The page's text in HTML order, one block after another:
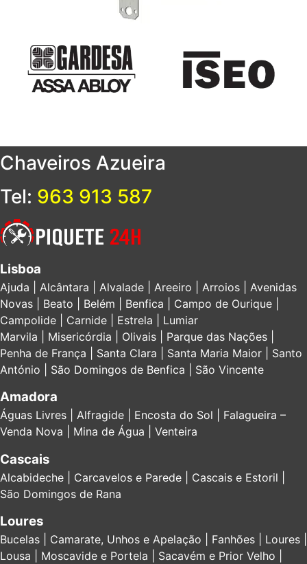
Chaveiros Azueira
Tel: 963 913 587
Lisboa
Ajuda | Alcântara | Alvalade | Areeiro | Arroios | Avenidas
Novas | Beato | Belém | Benfica | Campo de Ourique |
Campolide | Carnide | Estrela | Lumiar
Marvila | Misericórdia | Olivais | Parque das Nações |
Penha de França | Santa Clara | Santa Maria Maior | Santo
António | São Domingos de Benfica | São Vincente
Amadora
Águas Livres | Alfragide | Encosta do Sol | Falagueira –
Venda Nova | Mina de Água | Venteira
Cascais
Alcabideche | Carcavelos e Parede | Cascais e Estoril |
São Domingos de Rana
Loures
Bucelas | Camarate, Unhos e Apelação | Fanhões | Loures |
Lousa | Moscavide e Portela | Sacavém e Prior Velho |